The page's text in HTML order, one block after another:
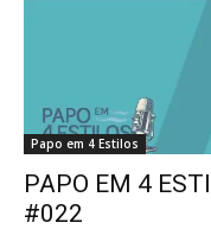
Papo em 4 Estilos
PAPO EM 4
#022